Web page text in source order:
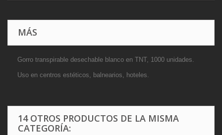
MÁS
Gorro transpirable desechable blanco en TNT, 1000 unidades.
Uso en centros estéticos, balnearios, hoteles.
14 OTROS PRODUCTOS DE LA MISMA
CATEGORÍA: